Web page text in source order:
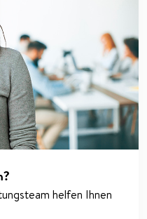
helfen Ihnen